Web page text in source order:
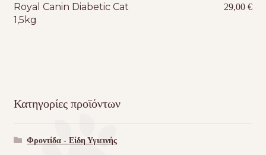
Royal Canin Diabetic Cat
1,5kg
29,00€
Κατηγορίες προϊόντων
Φροντίδα - Είδη Υγιεινής